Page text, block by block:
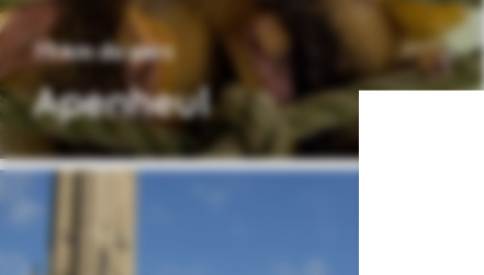
Apenheul
19 km du parc